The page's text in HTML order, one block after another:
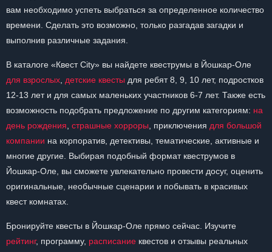
вам необходимо успеть выбраться за определенное количество
времени. Сделать это возможно, только разгадав загадки и
выполнив различные задания.
В каталоге «Квест City» вы найдете квеструмы в Йошкар-Оле
для взрослых детские квесты для ребят 8, 9, 10 лет, подростков
12-13 лет и для самых маленьких участников 6-7 лет. Также есть
возможность подобрать предложение по другим категориям: на
день рождения страшные хорроры , приключения для большой
компании на корпоратив, детективы, тематические, активные и
многие другие. Выбирая подобный формат квеструмов в
Йошкар-Оле, вы сможете увлекательно провести досуг, оценить
оригинальные, необычные сценарии и побывать в красивых
квест комнатах.
Бронируйте квесты в Йошкар-Оле прямо сейчас. Изучите
рейтинг, программу, расписание квестов и отзывы реальных